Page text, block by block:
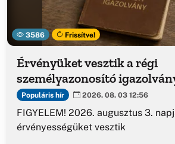
3586 Frissítve!
Érvényüket vesztik a régi
személyazonosító
Populáris hír 2026. 08. 03 12:56
FIGYELEM! 2026. augusztus 3.
érvényességüket vesztik